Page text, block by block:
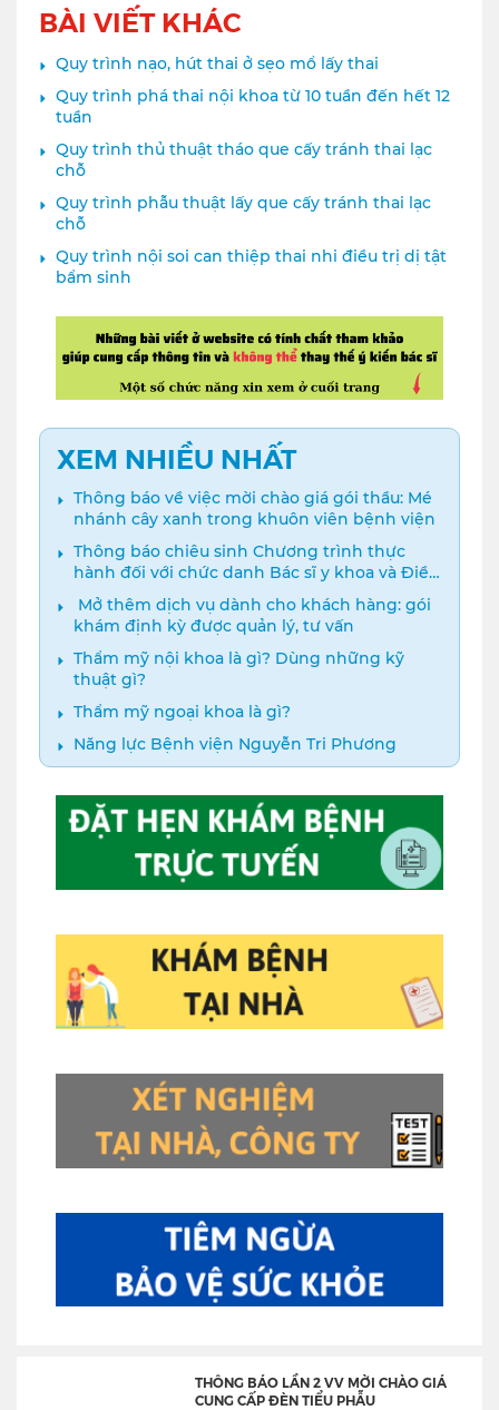
BÀI VIẾT KHÁC
Quy trình nạo, hút thai ở sẹo mổ lấy thai
Quy trình phá thai nội khoa từ 10 tuần đến hết 12
tuần
Quy trình thủ thuật tháo que cấy tránh thai lạc
chỗ
Quy trình phẫu thuật lấy que cấy tránh thai lạc
chỗ
Quy trình nội soi can thiệp thai nhi điều trị dị tật
bẩm sinh
XEM NHIỀU NHẤT
Thông báo về việc mời chào giá gói thầu: Mé
nhánh cây xanh trong khuôn viên bệnh viện
Thông báo chiêu sinh Chương trình thực
hành đối với chức danh Bác sĩ y khoa và Điều
dưỡng năm 2024
️ Mở thêm dịch vụ dành cho khách hàng: gói
khám định kỳ được quản lý, tư vấn
Thẩm mỹ nội khoa là gì? Dùng những kỹ
thuật gì?
Thẩm mỹ ngoại khoa là gì?
Năng lực Bệnh viện Nguyễn Tri Phương
THÔNG BÁO LẦN 2 VV MỜI CHÀO GIÁ
CUNG CẤP ĐÈN TIỂU PHẪU